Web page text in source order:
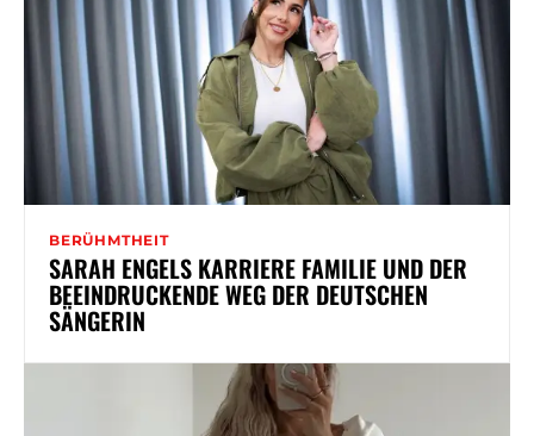
BERÜHMTHEIT
SARAH ENGELS KARRIERE FAMILIE UND DER
BEEINDRUCKENDE WEG DER DEUTSCHEN
SÄNGERIN